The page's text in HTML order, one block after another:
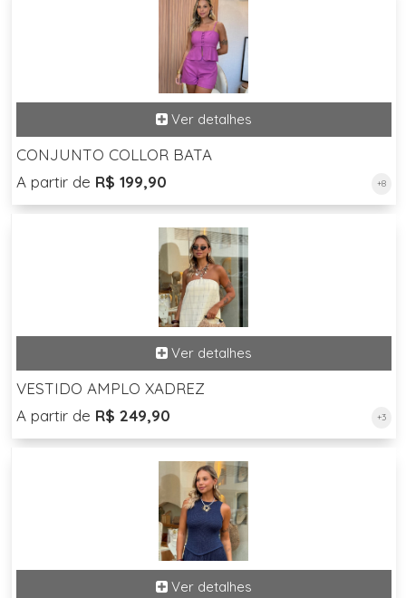
CONJUNTO COLLOR BATA
A partir de R$ 199,90 +8
VESTIDO AMPLO XADREZ
A partir de R$ 249,90 +3